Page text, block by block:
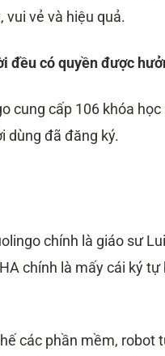
vui vẻ và hiệu quả.
đều có quyền được
cung cấp 106 khóa
dùng đã đăng ký.
chính là giáo sư
chính là mấy cái ký
các phần mềm, robot